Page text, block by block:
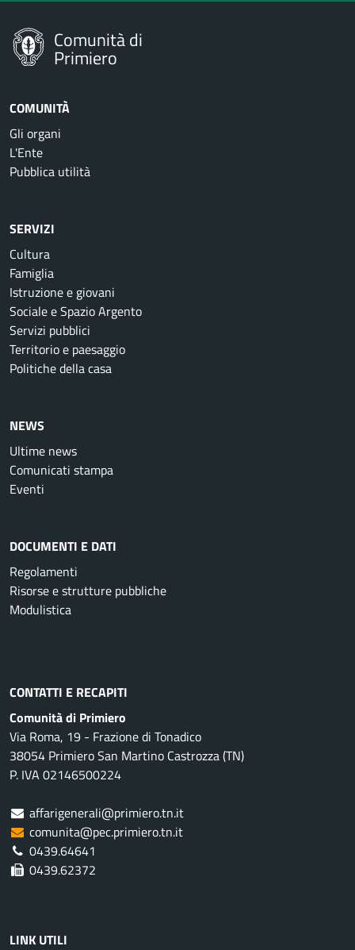
Comunità di
Primiero
COMUNITÀ
Gli organi
L'Ente
Pubblica utilità
SERVIZI
Cultura
Famiglia
Istruzione e giovani
Sociale e Spazio Argento
Servizi pubblici
Territorio e paesaggio
Politiche della casa
NEWS
Ultime news
Comunicati stampa
Eventi
DOCUMENTI E DATI
Regolamenti
Risorse e strutture pubbliche
Modulistica
CONTATTI E RECAPITI
Comunità di Primiero
Via Roma, 19 - Frazione di Tonadico
38054 Primiero San Martino Castrozza (TN)
P. IVA 02146500224
affarigenerali@primiero.tn.it
comunita@pec.primiero.tn.it
0439.64641
0439.62372
LINK UTILI